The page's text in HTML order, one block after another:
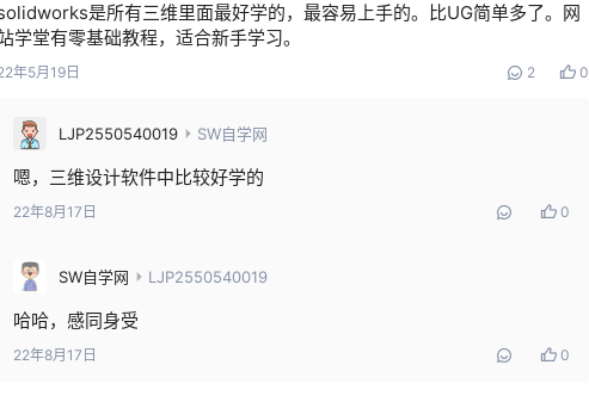
是所有三维里面最好学的，最容易上手的。比UG简单多了。网
学堂有零基础教程，适合新手学习。
年5月19日 2 0
LJP2550540019 SW自学网
嗯，三维设计软件中比较好学的
22年8月17日 0
SW自学网 LJP2550540019
哈哈，感同身受
22年8月17日 0